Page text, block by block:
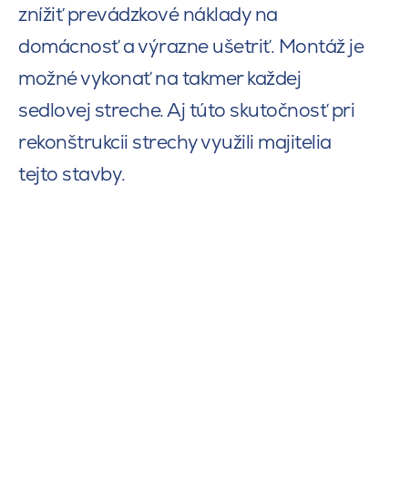
znížiť prevádzkové náklady na
domácnosť a výrazne ušetriť. Montáž je
možné vykonať na takmer každej
sedlovej streche. Aj túto skutočnosť pri
rekonštrukcii strechy využili majitelia
tejto stavby.